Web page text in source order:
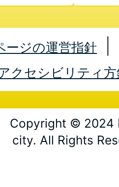
ージの運営指針
クセシビリティ方
Copyright © 2024
city. All Rights